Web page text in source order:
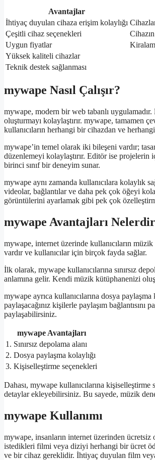
Avantajlar
İhtiyaç duyulan cihaza erişim kolaylığı
Çeşitli cihaz seçenekleri
Uygun fiyatlar
Yüksek kaliteli cihazlar
Teknik destek sağlanması
mywape Nasıl Çalışır?
mywape, modern bir web tabanlı
oluşturmayı kolaylaştırır. mywape, tamamen
kullanıcıların herhangi bir cihazdan ve
mywape’in temel olarak iki bileşeni vardır;
düzenlemeyi kolaylaştırır. Editör ise projelerin
birinci sınıf bir deneyim sunar.
mywape aynı zamanda kullanıcılara kolaylık
videolar, bağlantılar ve daha pek çok öğeyi
görüntülerini ayarlamak gibi pek çok
mywape Avantajları
mywape, internet üzerinde kullanıcıların
vardır ve kullanıcılar için birçok fayda sağlar.
İlk olarak, mywape kullanıcılarına sınırsız
anlamına gelir. Kendi müzik kütüphanenizi
mywape ayrıca kullanıcılarına dosya
paylaşacağınız kişilerle paylaşım
paylaşabilirsiniz.
mywape Avantajları
1. Sınırsız depolama alanı
2. Dosya paylaşma kolaylığı
3. Kişiselleştirme seçenekleri
Dahası, mywape kullanıcılarına
detaylar ekleyebilirsiniz. Bu sayede, müzik
mywape Kullanımı
mywape, insanların internet üzerinden
istedikleri filmi veya diziyi herhangi bir ücret
ve bir cihaz gereklidir. İhtiyaç duyulan film